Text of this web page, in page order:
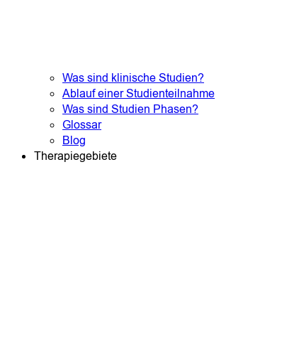
Was sind klinische Studien?
Ablauf einer Studienteilnahme
Was sind Studien Phasen?
Glossar
Blog
Therapiegebiete